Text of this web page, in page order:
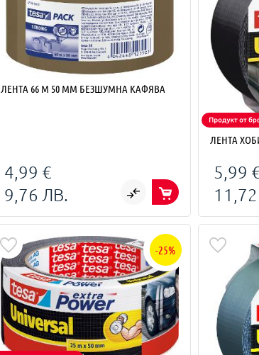
ЛЕНТА 66 M 50 MM БЕЗШУМНА КАФЯВА
4,99 €
9,76 ЛВ.
ЛЕНТА
5,99
-25%